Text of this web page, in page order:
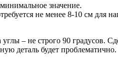
значение.
не менее 8-10 см
– не строго 90 градусов.
деталь будет проблематично.